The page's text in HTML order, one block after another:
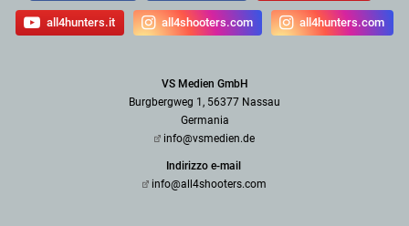
all4hunters.it all4shooters.com all4hunters.com
VS Medien GmbH
Burgbergweg 1, 56377 Nassau
Germania
info@vsmedien.de
Indirizzo e-mail
info@all4shooters.com